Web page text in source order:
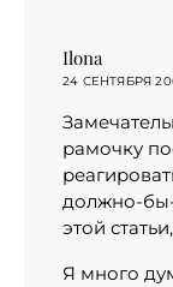
Ilona:
24 СЕНТЯБРЯ
рамочку
должно-бы-
этой
Я много